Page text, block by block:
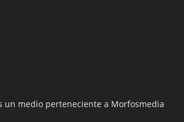
un medio perteneciente a Morfosmedia